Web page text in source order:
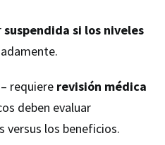
suspendida si los niveles
requiere revisión médica
deben evaluar
versus los beneficios.